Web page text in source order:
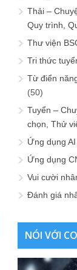
Thải –
Quy trình,
Thư viện
Tri thức
Từ điển
(50)
Tuyển –
chọn, Thử
Ứng dụng
Ứng dụng
Vui cười
Đánh giá
NÓI VỚI